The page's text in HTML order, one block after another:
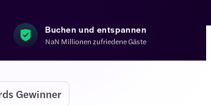
Buchen und entspannen
NaN Millionen zufriedene Gäste
Gewinner